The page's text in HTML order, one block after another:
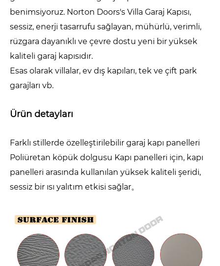
benimsiyoruz. Norton Doors's Villa Garaj Kapısı,
sessiz, enerji tasarrufu sağlayan, mühürlü, verimli,
rüzgara dayanıklı ve çevre dostu yeni bir yüksek
kaliteli garaj kapısıdır.
Esas olarak villalar, ev dış kapıları, tek ve çift park
garajları vb.
Ürün detayları
Farklı stillerde özelleştirilebilir garaj kapı panelleri
Poliüretan köpük dolgusu Kapı panelleri için, kapı
panelleri arasında kullanılan yüksek kaliteli şeridi,
sessiz bir ısı yalıtım etkisi sağlar。